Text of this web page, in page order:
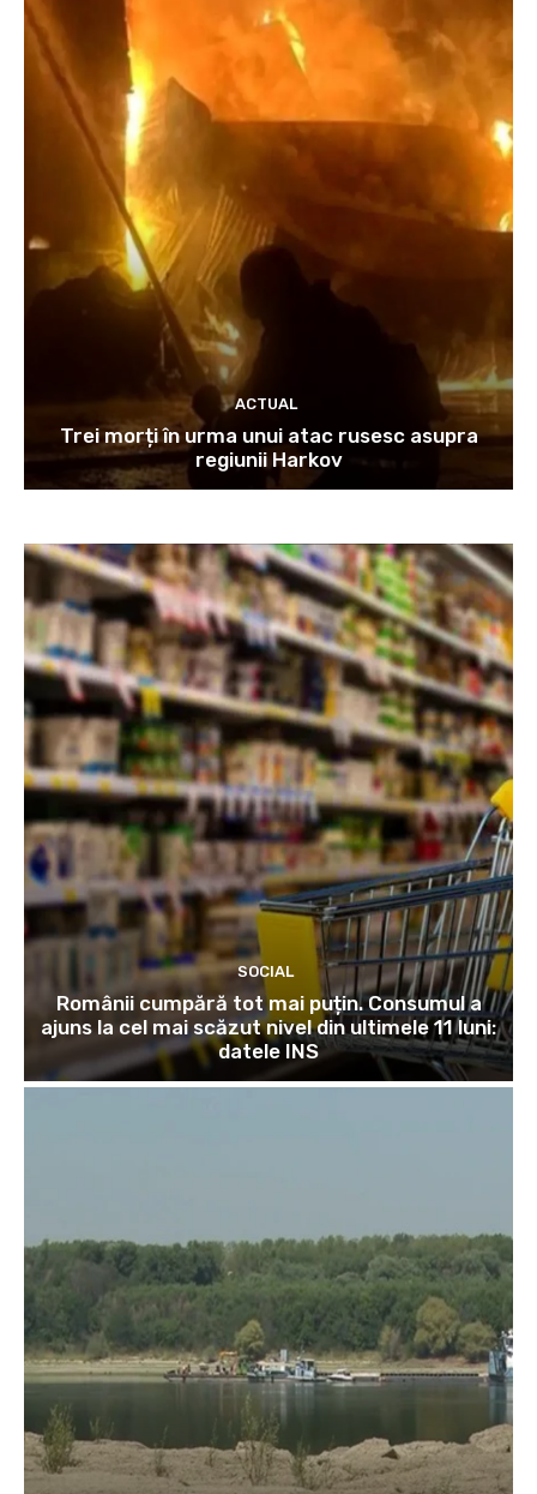
ACTUAL
Trei morți în urma unui atac rusesc asupra
regiunii Harkov
SOCIAL
Românii cumpără tot mai puțin. Consumul a
ajuns la cel mai scăzut nivel din ultimele 11 luni:
datele INS